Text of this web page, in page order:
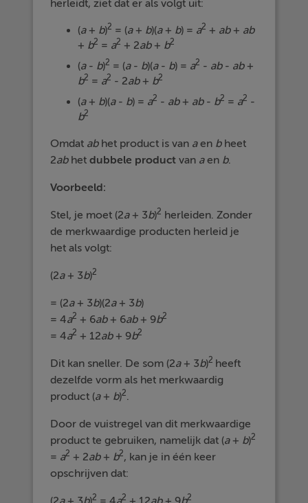
herleidt, ziet dat er als volgt uit:
(a + b)2 = (a + b)(a + b) = a2 + ab+ ab
+ b2 = a2 + 2ab+ b2
(a- b)2 = (a - b)(a - b) = a2 - ab- ab+
b2 = a2 - 2ab + b2
(a+ b)(a- b) = a2 - ab+ ab- b2 = a2 -
b2
Omdat abhet product is van aen b heet
2ab hetdubbele product van aen b.
Voorbeeld:
Stel, je moet (2a+ 3b)2 herleiden. Zonder
de merkwaardige producten herleid je
het als volgt:
(2a+ 3b)2
= (2a+ 3b)(2a+ 3b)
= 4a2 + 6ab+ 6ab+ 9b2
= 4a2 + 12ab+ 9b2
Dit kan sneller. De som (2a+ 3b)2 heeft
dezelfde vorm als het merkwaardig
product (a+ b)2.
Door de vuistregel van dit merkwaardige
product te gebruiken, namelijk dat (a + b)2
= a2 + 2ab+ b2, kan je in één keer
opschrijven dat:
2 2 2